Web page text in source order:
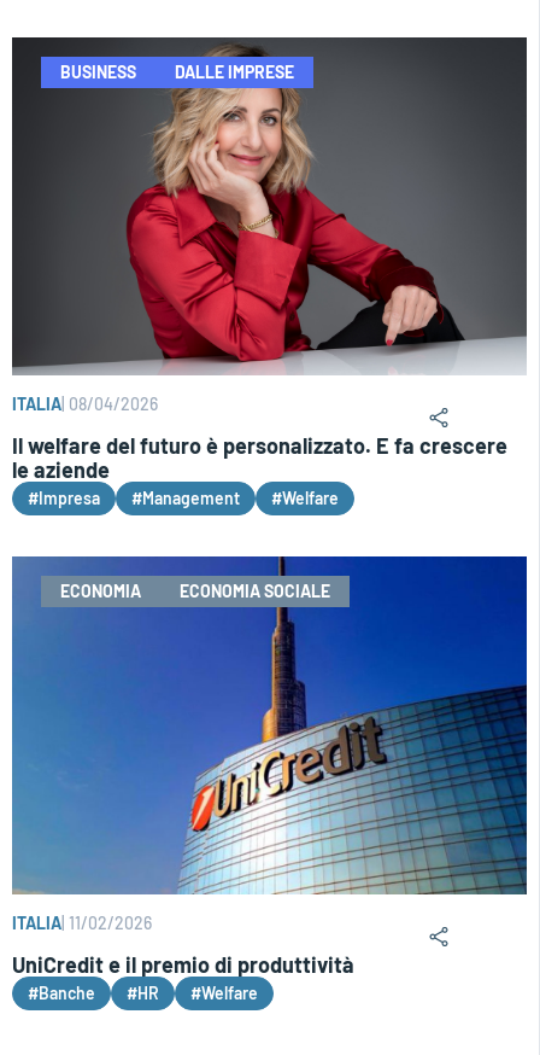
BUSINESS DALLE IMPRESE
ITALIA 08/04/2026
Il welfare del futuro è personalizzato. E fa crescere
le aziende
#Impresa #Management #Welfare
ECONOMIA ECONOMIA SOCIALE
ITALIA 11/02/2026
UniCredit e il premio di produttività
#Banche #HR #Welfare